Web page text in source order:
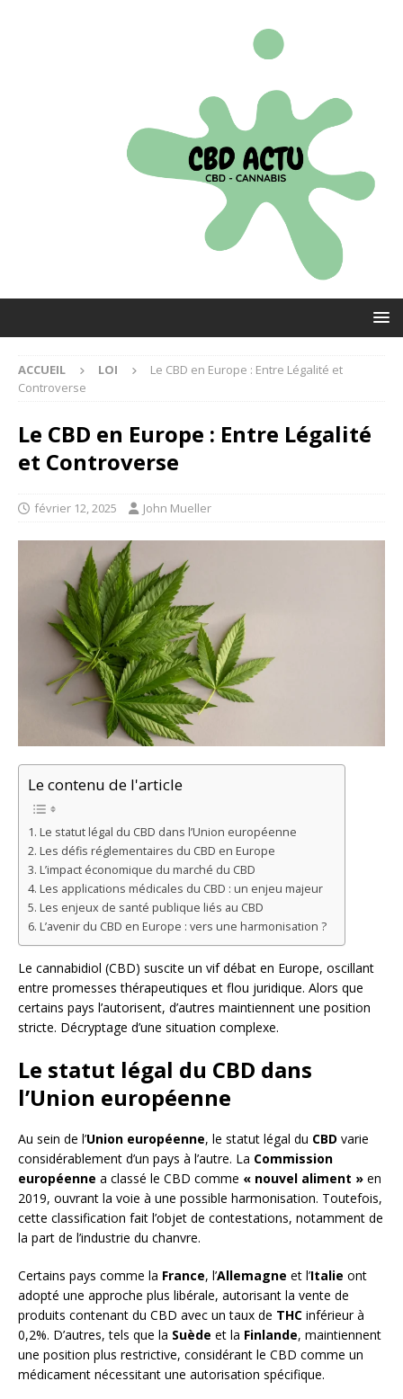
ACCUEIL LOI
Le CBD en Europe : Entre Légalité et
Controverse
Le CBD en Europe : Entre Légalité
et Controverse
février 12, 2025 John Mueller
Le contenu de l'article
Le statut légal du CBD dans l’Union européenne
Les défis réglementaires du CBD en Europe
L’impact économique du marché du CBD
Les applications médicales du CBD : un enjeu majeur
Les enjeux de santé publique liés au CBD
L’avenir du CBD en Europe : vers une harmonisation ?
Le cannabidiol (CBD) suscite un vif débat en Europe, oscillant
entre promesses thérapeutiques et flou juridique. Alors que
certains pays l’autorisent, d’autres maintiennent une position
stricte. Décryptage d’une situation complexe.
Le statut légal du CBD dans
l’Union européenne
Au sein de l’Union européenne, le statut légal du CBD varie
considérablement d’un pays à l’autre. La Commission
européenne a classé le CBD comme « nouvel aliment » en
2019, ouvrant la voie à une possible harmonisation. Toutefois,
cette classification fait l’objet de contestations, notamment de
la part de l’industrie du chanvre.
Certains pays comme la France, l’Allemagne et l’Italie ont
adopté une approche plus libérale, autorisant la vente de
produits contenant du CBD avec un taux de THC inférieur à
0,2%. D’autres, tels que la Suède et la Finlande, maintiennent
une position plus restrictive, considérant le CBD comme un
médicament nécessitant une autorisation spécifique.